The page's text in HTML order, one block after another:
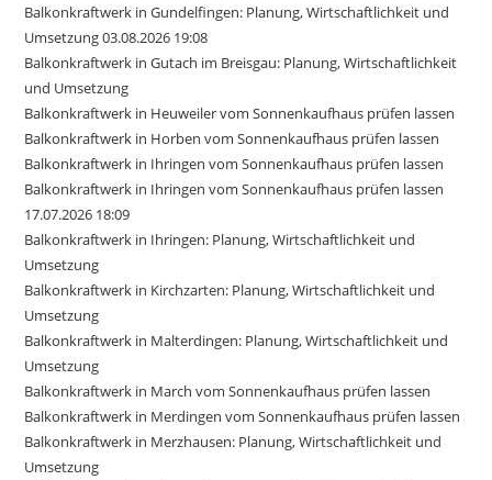
Balkonkraftwerk in Gundelfingen: Planung, Wirtschaftlichkeit und
Umsetzung 03.08.2026 19:08
Balkonkraftwerk in Gutach im Breisgau: Planung, Wirtschaftlichkeit
und Umsetzung
Balkonkraftwerk in Heuweiler vom Sonnenkaufhaus prüfen lassen
Balkonkraftwerk in Horben vom Sonnenkaufhaus prüfen lassen
Balkonkraftwerk in Ihringen vom Sonnenkaufhaus prüfen lassen
Balkonkraftwerk in Ihringen vom Sonnenkaufhaus prüfen lassen
17.07.2026 18:09
Balkonkraftwerk in Ihringen: Planung, Wirtschaftlichkeit und
Umsetzung
Balkonkraftwerk in Kirchzarten: Planung, Wirtschaftlichkeit und
Umsetzung
Balkonkraftwerk in Malterdingen: Planung, Wirtschaftlichkeit und
Umsetzung
Balkonkraftwerk in March vom Sonnenkaufhaus prüfen lassen
Balkonkraftwerk in Merdingen vom Sonnenkaufhaus prüfen lassen
Balkonkraftwerk in Merzhausen: Planung, Wirtschaftlichkeit und
Umsetzung